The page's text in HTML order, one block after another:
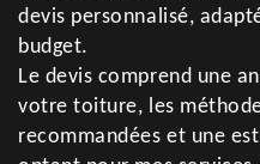
devis personnalisé,
budget.
Le devis comprend une
votre toiture, les
recommandées et une